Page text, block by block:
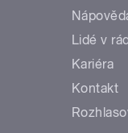
Lidé v
Kariéra
Kontakt